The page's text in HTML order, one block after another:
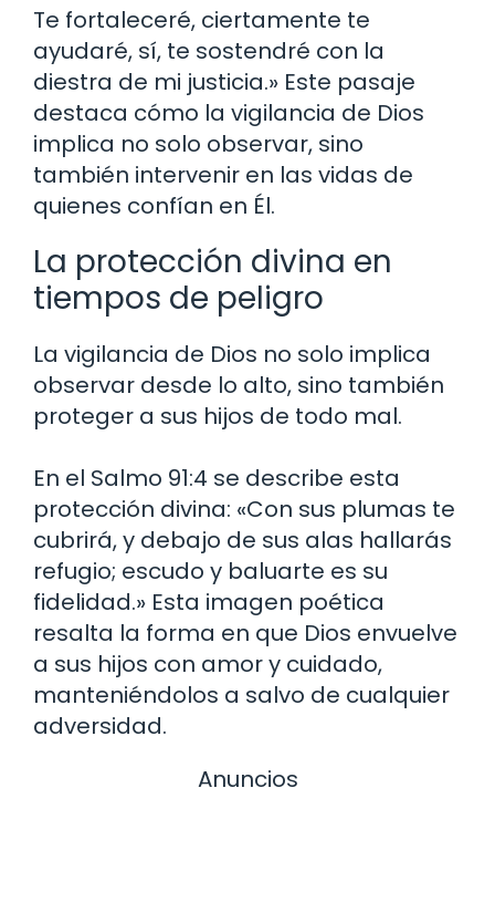
Te fortaleceré, ciertamente te
ayudaré, sí, te sostendré con la
diestra de mi justicia.» Este pasaje
destaca cómo la vigilancia de Dios
implica no solo observar, sino
también intervenir en las vidas de
quienes confían en Él.
La protección divina en
tiempos de peligro
La vigilancia de Dios no solo implica
observar desde lo alto, sino también
proteger a sus hijos de todo mal.
En el Salmo 91:4 se describe esta
protección divina: «Con sus plumas te
cubrirá, y debajo de sus alas hallarás
refugio; escudo y baluarte es su
fidelidad.» Esta imagen poética
resalta la forma en que Dios envuelve
a sus hijos con amor y cuidado,
manteniéndolos a salvo de cualquier
adversidad.
Anuncios